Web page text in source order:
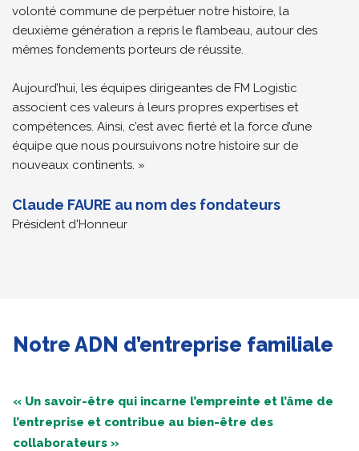
volonté commune de perpétuer notre histoire, la
deuxième génération a repris le flambeau, autour des
mêmes fondements porteurs de réussite.
Aujourd’hui, les équipes dirigeantes de FM Logistic
associent ces valeurs à leurs propres expertises et
compétences. Ainsi, c’est avec fierté et la force d’une
équipe que nous poursuivons notre histoire sur de
nouveaux continents. »
Claude FAURE au nom des fondateurs
Président d'Honneur
Notre ADN d’entreprise familiale
« Un savoir-être qui incarne l’empreinte et l’âme de
l’entreprise et contribue au bien-être des
collaborateurs »